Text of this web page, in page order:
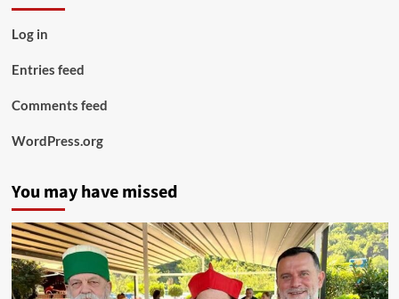
Log in
Entries feed
Comments feed
WordPress.org
You may have missed